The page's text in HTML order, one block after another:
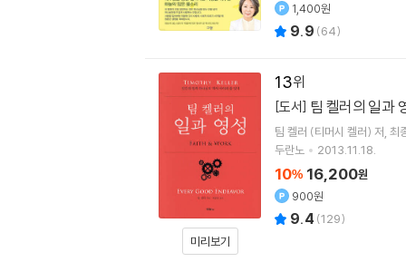
1,400원
9.9 (64)
13
미리보기
[도서] 팀 켈러의 일과
팀 켈러 (티머시 켈러) 저 최
두란노
2013.11.18.
10% 16,200원
900원
9.4 (129)